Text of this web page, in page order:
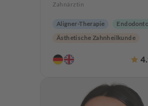
Zahnärztin
Aligner-Therapie
Ästhetische Zahnheilkunde
CEREC